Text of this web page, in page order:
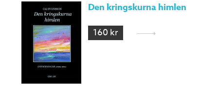
Den kringskurna himlen
160 kr